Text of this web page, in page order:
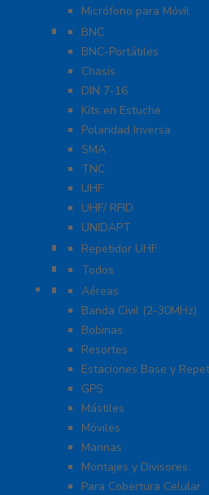
Micrófono para Móvil
Adaptadores
BNC
BNC-Portátiles
Chasís
DIN 7-16
Kits en Estuche
Polaridad Inversa
SMA
TNC
UHF
UHF/ RFID
UNIDAPT
Repetidores para
Repetidor UHF
Radio Sobre Celular
Todos
Antenas
Aéreas
Banda Civil (2-30MHz)
Bobinas
Resortes
Estaciones Base y
GPS
Mástiles
Móviles
Marinas
Montajes y Divisores
Para Cobertura Celular